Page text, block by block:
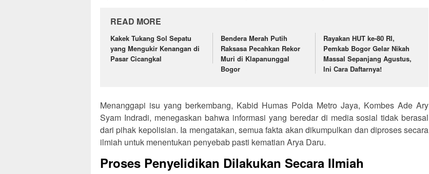
READ MORE
Kakek Tukang Sol Sepatu
yang Mengukir Kenangan di
Pasar Cicangkal
Bendera Merah Putih
Raksasa Pecahkan Rekor
Muri di Klapanunggal
Bogor
Rayakan HUT ke-80 RI,
Pemkab Bogor Gelar Nikah
Massal Sepanjang Agustus,
Ini Cara Daftarnya!
Menanggapi isu yang berkembang, Kabid Humas Polda Metro Jaya, Kombes Ade Ary
Syam Indradi, menegaskan bahwa informasi yang beredar di media sosial tidak berasal
dari pihak kepolisian. Ia mengatakan, semua fakta akan dikumpulkan dan diproses secara
ilmiah untuk menentukan penyebab pasti kematian Arya Daru.
Proses Penyelidikan Dilakukan Secara Ilmiah